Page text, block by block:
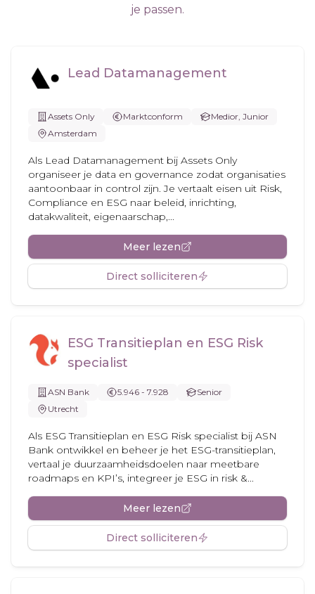
je passen.
Lead Datamanagement
Assets Only Marktconform
Medior, Junior
Amsterdam
Als Lead Datamanagement bij Assets Only
organiseer je data en governance zodat organisaties
aantoonbaar in control zijn. Je vertaalt eisen uit Risk,
Compliance en ESG naar beleid, inrichting,
datakwaliteit, eigenaarschap,...
Meer lezen
Direct solliciteren
ESG Transitieplan en ESG Risk
specialist
ASN Bank 5.946 - 7.928
Senior
Utrecht
Als ESG Transitieplan en ESG Risk specialist bij ASN
Bank ontwikkel en beheer je het ESG-transitieplan,
vertaal je duurzaamheidsdoelen naar meetbare
roadmaps en KPI’s, integreer je ESG in risk &...
Meer lezen
Direct solliciteren